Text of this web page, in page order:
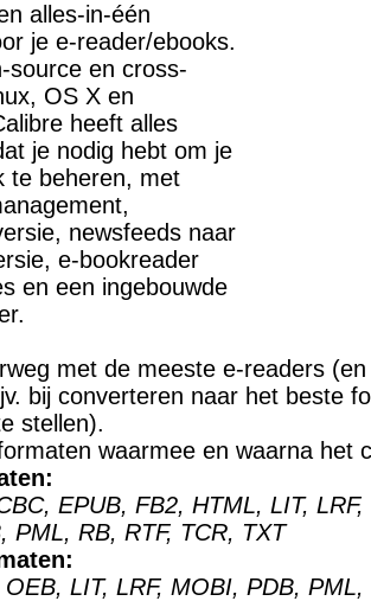
alles-in-één
je e-reader/ebooks.
source en cross-
OS X en
heeft alles
je nodig hebt om je
te beheren, met
newsfeeds naar
e-bookreader
en een ingebouwde
met de meeste e-readers
bij converteren naar het beste
stellen).
waarmee en waarna het
EPUB, FB2, HTML, LIT,
PML, RB, RTF, TCR, TXT
LIT, LRF, MOBI, PDB,